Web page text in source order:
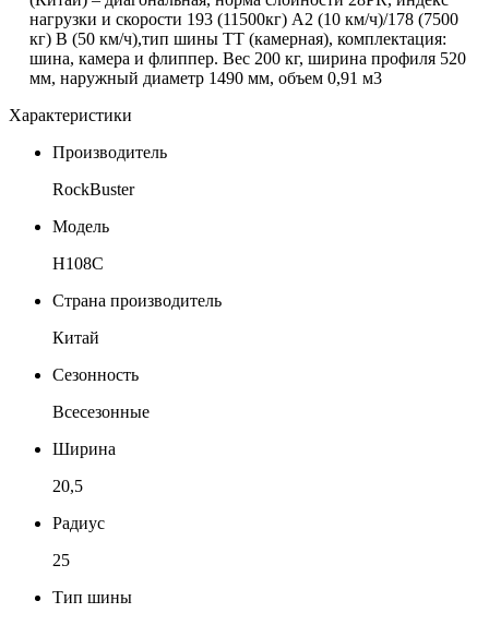
нагрузки и скорости 193 (11500кг) А2 (10 км/ч)/178 (7500
кг) В (50 км/ч),тип шины ТТ (камерная), комплектация:
шина, камера и флиппер. Вес 200 кг, ширина профиля 520
мм, наружный диаметр 1490 мм, объем 0,91 м3
Характеристики
Производитель
RockBuster
Модель
Н108C
Страна производитель
Китай
Сезонность
Всесезонные
Ширина
20,5
Радиус
25
Тип шины